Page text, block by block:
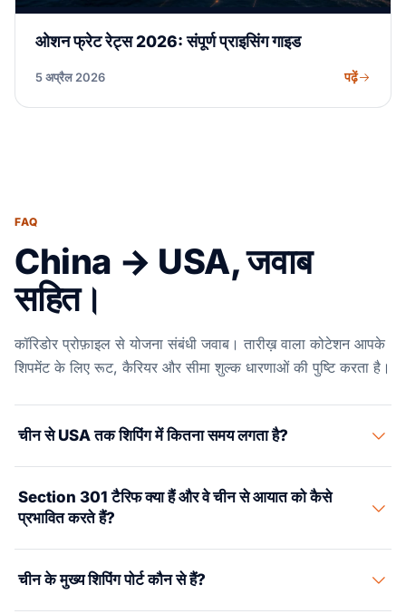
ओशन फ्रेट रेट्स 2026: संपूर्ण प्राइसिंग गाइड
5 अप्रैल 2026 पढ़ें
FAQ
China → USA, जवाब
सहित।
कॉरिडोर प्रोफ़ाइल से योजना संबंधी जवाब। तारीख़ वाला कोटेशन आपके
शिपमेंट के लिए रूट, कैरियर और सीमा शुल्क धारणाओं की पुष्टि करता है।
चीन से USA तक शिपिंग में कितना समय लगता है?
लिए 25–35 दिन लगते हैं। शंघाई से लॉस एंजिल्स आम तौर पर 25–28
दिन है; शेनझेन से मियामी (पनामा नहर के रास्ते) 28–36 दिन है। मूल
स्थान पर कंसोलिडेशन और गंतव्य पर डीकंसोलिडेशन के साथ LCL में 5–
10 दिन और जुड़ते हैं।एयर फ्रेट में 3–6 दिन लगते हैं
लिए एयर एक्सप्रेस (DHL/FedEx/UPS) में 3–5 दिन लगते हैं।
Section 301 टैरिफ क्या हैं और वे चीन से आयात को कैसे
प्रभावित करते हैं?
Representative द्वारा चीनी-मूल के माल पर लगाए गए अतिरिक्त शुल्क
हैं। ये मानक MFN टैरिफ दरों के ऊपर लागू किए जाते हैं। 2025 तक,
चीन के मुख्य शिपिंग पोर्ट कौन से हैं?